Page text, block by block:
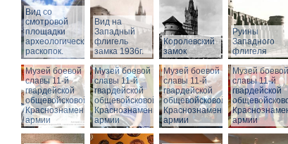
Вид со
смотровой
площадки
археологических
раскопок.
Вид на
Западный
флигель
замка 1936г.
Королевский
замок
Руины
Западного
флигеля
Музей боевой
славы 11-й
гвардейской
общевойсковой
Краснознаменной
армии
Музей боевой
славы 11-й
гвардейской
общевойсковой
Краснознаменной
армии
Музей боевой
славы 11-й
гвардейской
общевойсковой
Краснознаменной
армии
Музей боевой
славы 11-й
гвардейской
армии